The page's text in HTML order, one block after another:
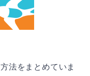
法をまとめていま